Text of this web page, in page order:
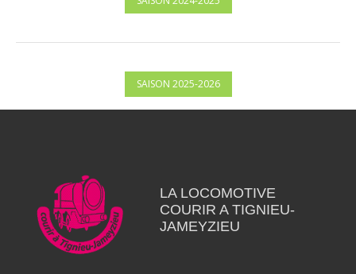
SAISON 2025-2026
LA LOCOMOTIVE
COURIR A TIGNIEU-
JAMEYZIEU